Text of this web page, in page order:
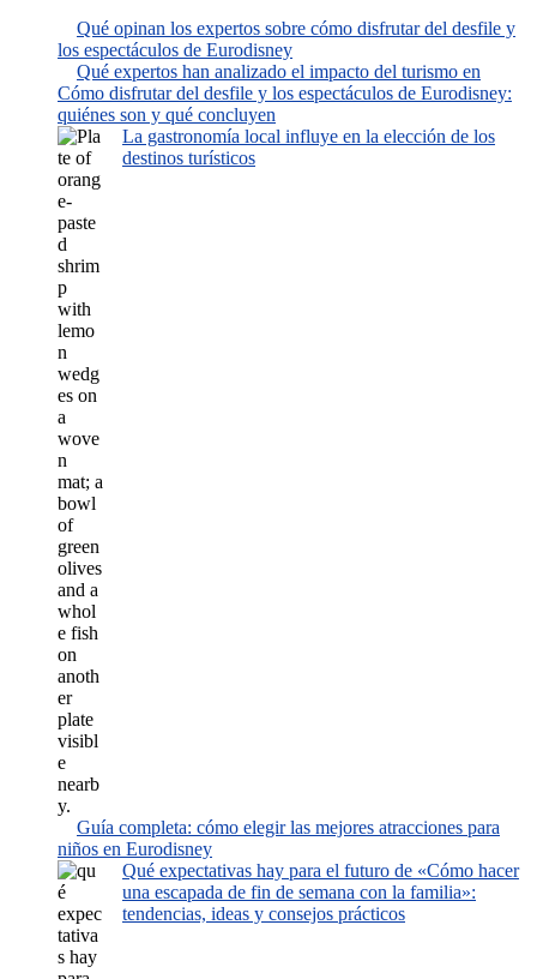
Qué opinan los expertos sobre cómo disfrutar del desfile y
los espectáculos de Eurodisney
Qué expertos han analizado el impacto del turismo en
Cómo disfrutar del desfile y los espectáculos de Eurodisney:
quiénes son y qué concluyen
La gastronomía local influye en la elección de los
destinos turísticos
Guía completa: cómo elegir las mejores atracciones para
niños en Eurodisney
Qué expectativas hay para el futuro de «Cómo hacer
una escapada de fin de semana con la familia»:
tendencias, ideas y consejos prácticos